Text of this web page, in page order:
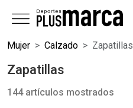
Mujer Calzado Zapatillas
Zapatillas
144 artículos mostrados